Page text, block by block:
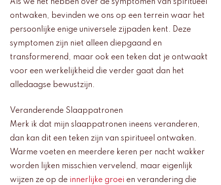
Als we het hebben over de symptomen van spiritueel
ontwaken, bevinden we ons op een terrein waar het
persoonlijke enige universele zijpaden kent. Deze
symptomen zijn niet alleen diepgaand en
transformerend, maar ook een teken dat je ontwaakt
voor een werkelijkheid die verder gaat dan het
alledaagse bewustzijn.
Veranderende Slaappatronen
Merk ik dat mijn slaappatronen ineens veranderen,
dan kan dit een teken zijn van spiritueel ontwaken.
Warme voeten en meerdere keren per nacht wakker
worden lijken misschien vervelend, maar eigenlijk
wijzen ze op de innerlijke groei en verandering die